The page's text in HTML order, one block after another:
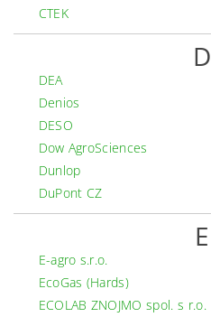
CTEK
D
DEA
Denios
DESO
Dow AgroSciences
Dunlop
DuPont CZ
E
E-agro s.r.o.
EcoGas (Hards)
ECOLAB ZNOJMO spol. s r.o.